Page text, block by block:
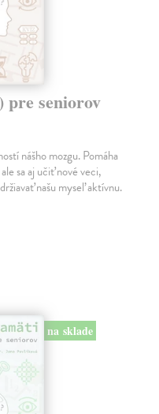
pre seniorov
nášho mozgu. Pomáha
sa aj učiť nové veci,
našu myseľ aktívnu.
na sklade